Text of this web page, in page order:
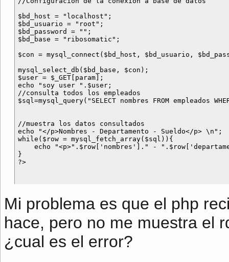
$bd_host = "localhost";
$bd_usuario = "root";
$bd_password = "";
$bd_base = "ribosomatic";
$con = mysql_connect($bd_host, $bd_usuario,
mysql_select_db($bd_base, $con);
$user = $_GET[param];
echo "soy user ".$user;
//consulta todos los empleados
$sql=mysql_query("SELECT nombres FROM empleados
//muestra los datos consultados
echo "</p>Nombres - Departamento - Sueldo</p> \n";
while($row = mysql_fetch_array($sql)){
echo "<p>".$row['nombres']." -
}
Mi problema es que el php
hace, pero no me muestra el
¿cual es el error?